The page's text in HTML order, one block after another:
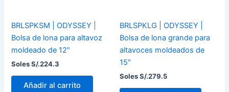
BRLSPKSM | ODYSSEY |
Bolsa de lona para altavoz
moldeado de 12″
Soles S/.224.3
Añadir al carrito
BRLSPKLG | ODYSSEY |
Bolsa de lona grande para
altavoces moldeados de
15″
Soles S/.279.5